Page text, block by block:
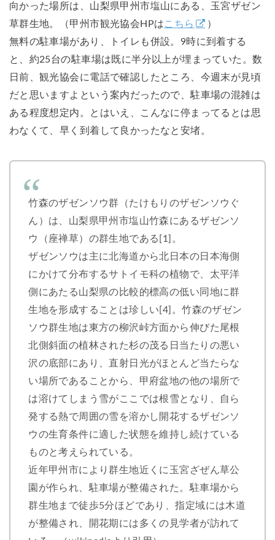
向かった場所は、山梨県甲州市塩山にある、玉宮ザゼン
草群生地。（甲州市観光協会HPはこちら
）
無料の駐車場があり、トイレも併設。9時に到着する
と、約25台の駐車場は既に半分以上が埋まっていた。数
日前、観光協会に電話で確認したところ、今週末が見頃
だと思いますよという案内だったので、駐車場の混雑は
ある程度想定内。とはいえ、こんなに停まってるとは思
わなくて、早く到着して良かったなと安堵。
竹森のザゼンソウ群（たけもりのザゼンソウぐ
ん）は、山梨県甲州市塩山竹森にあるザゼンソ
ウ（座禅草）の群生地である[1]。
ザゼンソウは主に北海道から北日本の日本海側
にかけて分布するサトイモ科の植物で、太平洋
側にあたる山梨県の比較的標高の低い同地に群
生地を形成することは珍しい[4]。竹森のザゼン
ソウ群生地は東方の柳沢峠方面から伸びた尾根
北側斜面の植林された杉の茂る日当たりの悪い
沢の底部にあり、直射日光がほとんど当たらな
い場所であることから、甲府盆地の他の場所で
は溶けてしまう雪がここでは根雪となり、自ら
発する熱で周囲の雪を溶かし開花するザゼンソ
ウの生育条件に適した状態を維持し続けている
ものと考えられている。
近年甲州市により群生地近くに玉宮ざぜん草公
園が作られ、駐車場が整備された。駐車場から
群生地まで徒歩5分ほどであり、指定域には木道
が整備され、開花期には多くの見学者が訪れて